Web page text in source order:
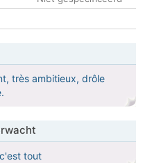
très ambitieux, drôle
tout